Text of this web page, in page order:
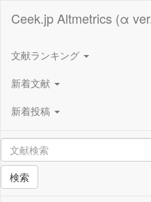
Ceek.jp Altmetrics (α
文献ランキング
新着文献
新着投稿
検索